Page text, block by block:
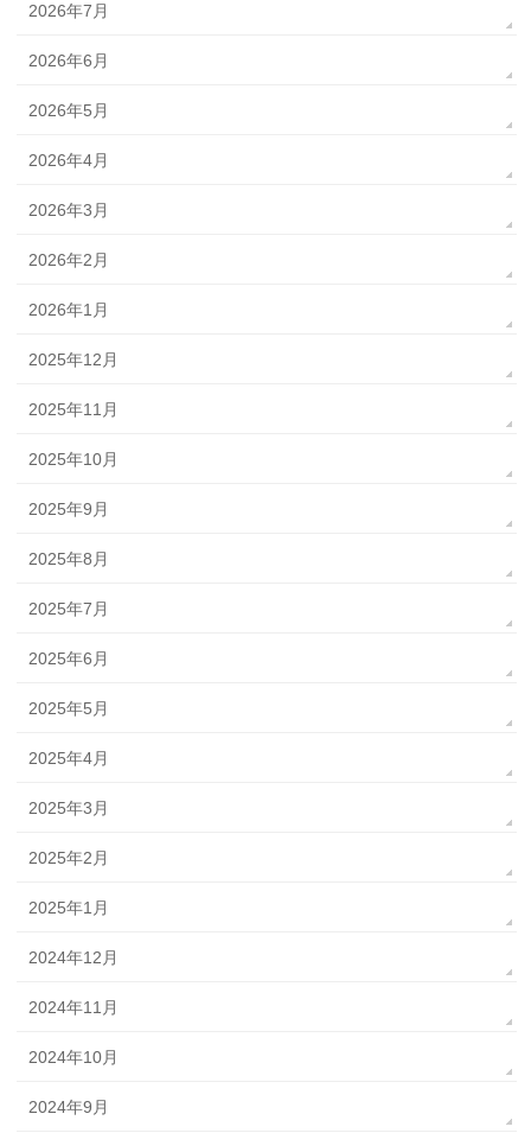
2026年7月
2026年6月
2026年5月
2026年4月
2026年3月
2026年2月
2026年1月
2025年12月
2025年11月
2025年10月
2025年9月
2025年8月
2025年7月
2025年6月
2025年5月
2025年4月
2025年3月
2025年2月
2025年1月
2024年12月
2024年11月
2024年10月
2024年9月